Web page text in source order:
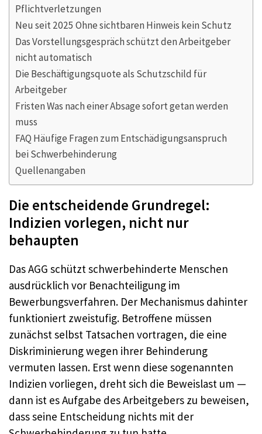
Pflichtverletzungen
Neu seit 2025 Ohne sichtbaren Hinweis kein Schutz
Das Vorstellungsgespräch schützt den Arbeitgeber
nicht automatisch
Die Beschäftigungsquote als Schutzschild für
Arbeitgeber
Fristen Was nach einer Absage sofort getan werden
muss
FAQ Häufige Fragen zum Entschädigungsanspruch
bei Schwerbehinderung
Quellenangaben
Die entscheidende Grundregel:
Indizien vorlegen, nicht nur
behaupten
Das AGG schützt schwerbehinderte Menschen
ausdrücklich vor Benachteiligung im
Bewerbungsverfahren. Der Mechanismus dahinter
funktioniert zweistufig. Betroffene müssen
zunächst selbst Tatsachen vortragen, die eine
Diskriminierung wegen ihrer Behinderung
vermuten lassen. Erst wenn diese sogenannten
Indizien vorliegen, dreht sich die Beweislast um —
dann ist es Aufgabe des Arbeitgebers zu beweisen,
dass seine Entscheidung nichts mit der